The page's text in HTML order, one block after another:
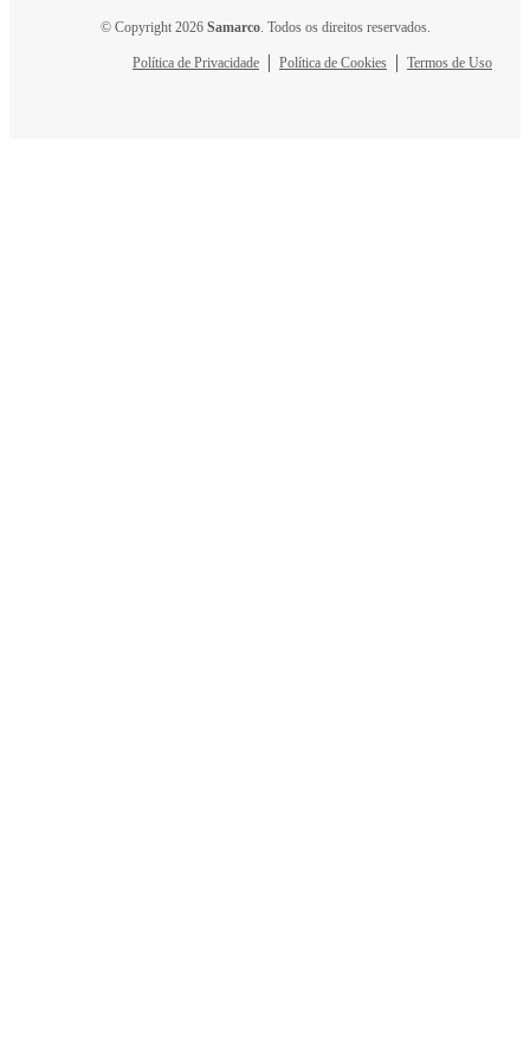
© Copyright 2026 Samarco. Todos os direitos reservados.
Política de Privacidade Política de Cookies Termos de Uso